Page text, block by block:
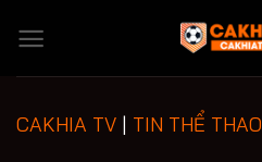
content
CAKHIA TV | TIN THỂ THAO